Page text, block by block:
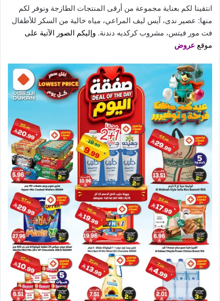
انتقينا لكم بعناية مجموعة من أرقى المنتجات الطازجة ونوفر لكم
منها: عصير ندى، آيس ليف المراعي، مياه خالية من السكر للأطفال
فت مور فيتس، مشروب كركديه دندنة. وإليكم الصور الآتية على
موقع عروض